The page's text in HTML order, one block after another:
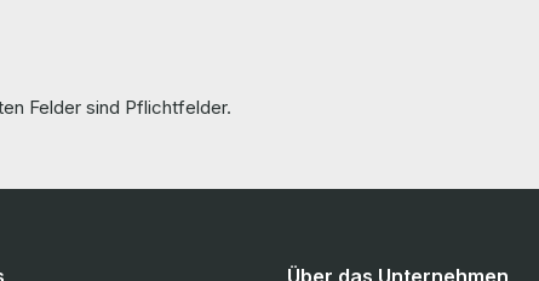
Felder sind Pflichtfelder.
Über das Unternehmen